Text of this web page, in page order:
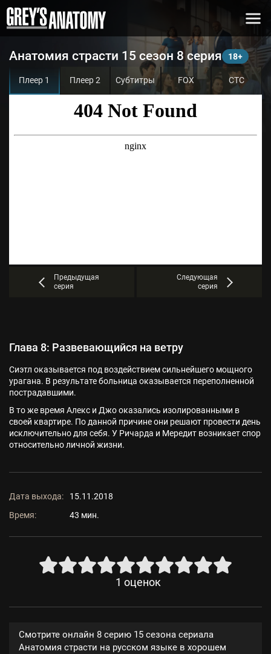
Анатомия страсти 15 сезон 8 серия
Плеер 1 Плеер 2 Субтитры FOX СТС
Предыдущая
серия
Следующая
серия
Глава 8: Развевающийся на ветру
Сиэтл оказывается под воздействием сильнейшего мощного
урагана. В результате больница оказывается переполненной
пострадавшими.
В то же время Алекс и Джо оказались изолированными в
своей квартире. По данной причине они решают провести день
исключительно для себя. У Ричарда и Мередит возникает спор
относительно личной жизни.
Дата выхода:
15.11.2018
Время:
43 мин.
1 оценок
Смотрите онлайн 8 серию 15 сезона сериала
Анатомия страсти на русском языке в хорошем